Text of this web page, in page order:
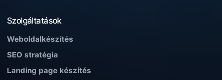
Szolgáltatások
Weboldalkészítés
SEO stratégia
Landing page készítés